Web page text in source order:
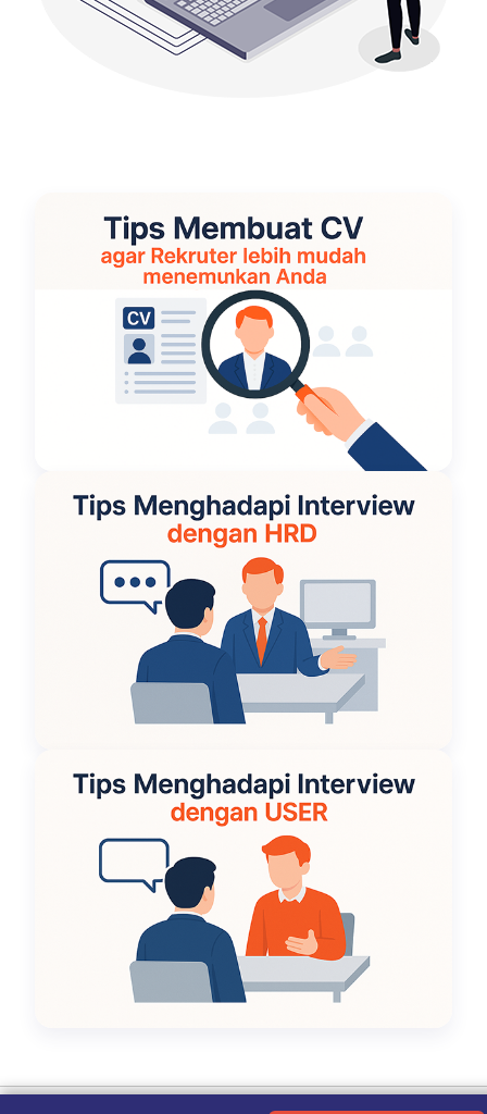
Kebijakan Privasi|Tentang Kami|